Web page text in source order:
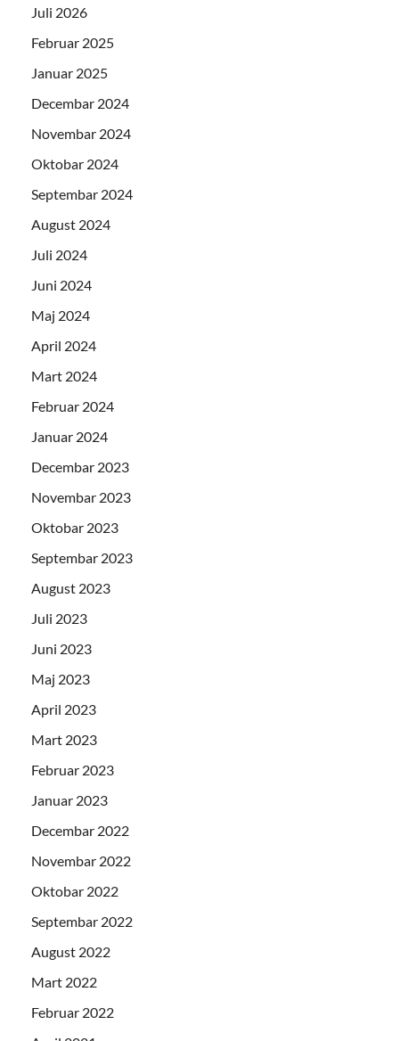
Juli 2026
Februar 2025
Januar 2025
Decembar 2024
Novembar 2024
Oktobar 2024
Septembar 2024
August 2024
Juli 2024
Juni 2024
Maj 2024
April 2024
Mart 2024
Februar 2024
Januar 2024
Decembar 2023
Novembar 2023
Oktobar 2023
Septembar 2023
August 2023
Juli 2023
Juni 2023
Maj 2023
April 2023
Mart 2023
Februar 2023
Januar 2023
Decembar 2022
Novembar 2022
Oktobar 2022
Septembar 2022
August 2022
Mart 2022
Februar 2022